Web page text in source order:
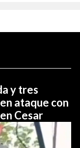
y tres
ataque con
Cesar